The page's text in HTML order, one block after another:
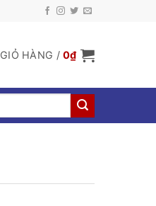
GIỎ HÀNG /0₫